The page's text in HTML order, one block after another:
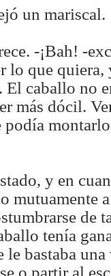
un mariscal.
-¡Bah! -
lo que quiera,
El caballo no
más dócil.
y en
mutuamente
de
tenía
le bastaba
o partir al